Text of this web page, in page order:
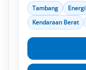
Tambang Energi
Kendaraan Berat